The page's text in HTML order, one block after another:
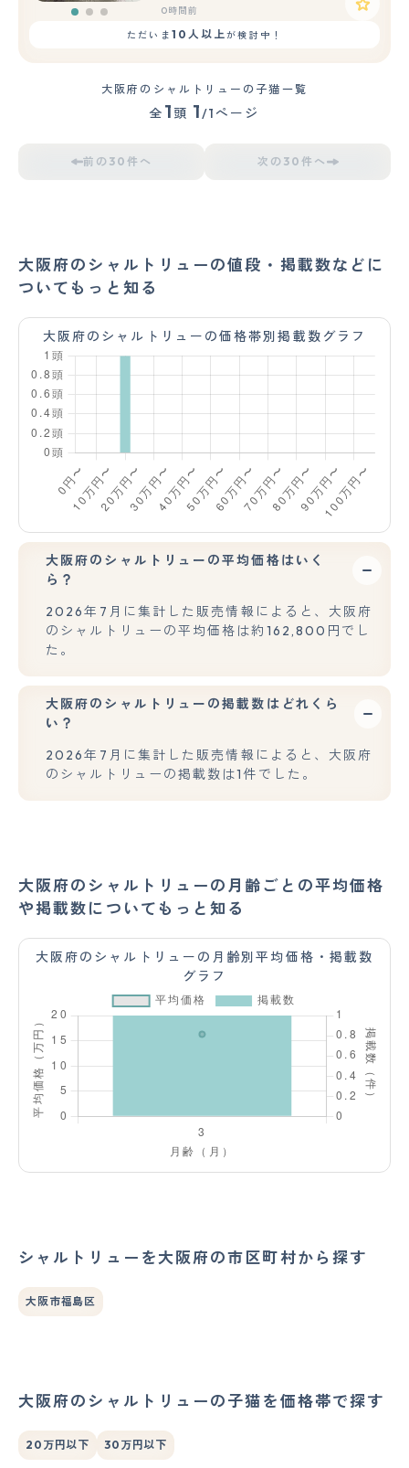
0時間前
ただいま 10人以上が検討中！
大阪府のシャルトリューの子猫一覧
全 1 頭 1/1ページ
前の30件へ 次の30件へ
大阪府のシャルトリューの値段・掲載数などに
ついてもっと知る
大阪府のシャルトリューの価格帯別掲載数グラフ
大阪府のシャルトリューの平均価格はいく
ら？
2026年7月に集計した販売情報によると、大阪府
のシャルトリューの平均価格は約162,800円でし
た。
大阪府のシャルトリューの掲載数はどれくら
い？
2026年7月に集計した販売情報によると、大阪府
のシャルトリューの掲載数は1件でした。
大阪府のシャルトリューの月齢ごとの平均価格
や掲載数についてもっと知る
大阪府のシャルトリューの月齢別平均価格・掲載数
グラフ
シャルトリューを大阪府の市区町村から探す
大阪市福島区
大阪府のシャルトリューの子猫を価格帯で探す
20万円以下 30万円以下